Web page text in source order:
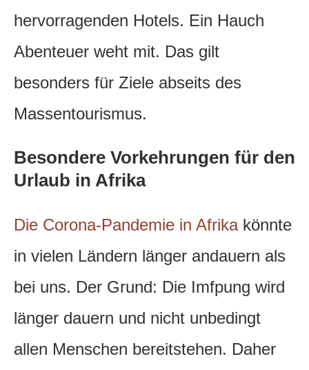
hervorragenden Hotels. Ein Hauch
Abenteuer weht mit. Das gilt
besonders für Ziele abseits des
Massentourismus.
Besondere Vorkehrungen für den
Urlaub in Afrika
Die Corona-Pandemie in Afrikakönnte
in vielen Ländern länger andauern als
bei uns. Der Grund: Die Imfpung wird
länger dauern und nicht unbedingt
allen Menschen bereitstehen. Daher